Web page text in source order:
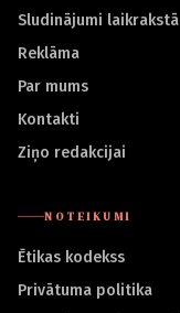
Sludinājumi laikrakstā
Reklāma
Par mums
Kontakti
Ziņo redakcijai
NOTEIKUMI
Ētikas kodekss
Privātuma politika